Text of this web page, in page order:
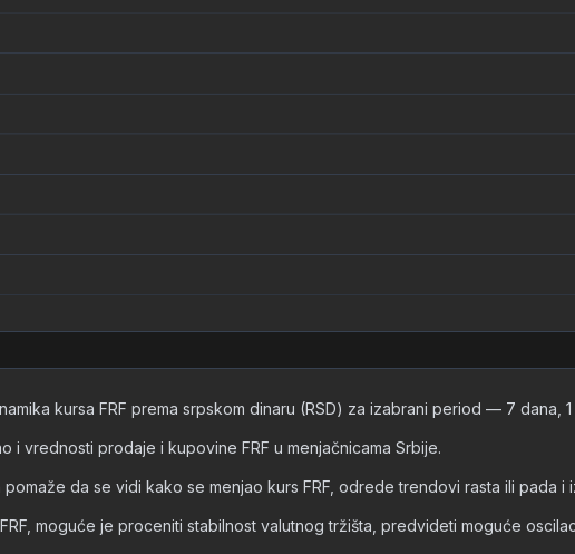
kursa FRF prema srpskom dinaru (RSD) za izabrani period — 7 dana, 1
i vrednosti prodaje i kupovine FRF u menjačnicama Srbije.
da se vidi kako se menjao kurs FRF, odrede trendovi rasta ili pada i
moguće je proceniti stabilnost valutnog tržišta, predvideti moguće